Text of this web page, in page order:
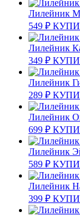
Лилейник
549 ₽
Лилейник
349 ₽
Лилейник
289 ₽
Лилейник
699 ₽
Лилейник
589 ₽
Лилейник
399 ₽